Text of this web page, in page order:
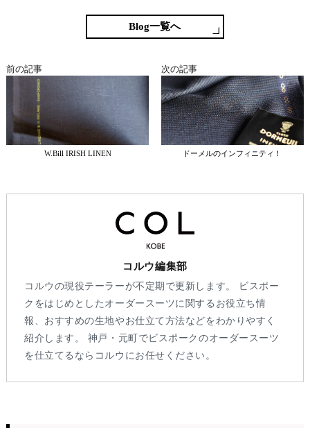
bo
ok
tte
r
en
a
ke
t
Blog一覧へ
前の記事
W.Bill IRISH LINEN
次の記事
ドーメルのインフィニティ！
コルウ編集部
コルウの現役テーラーが不定期で更新します。 ビスポー
クをはじめとしたオーダースーツに関するお役立ち情
報、おすすめの生地やお仕立て方法などをわかりやすく
紹介します。 神戸・元町でビスポークのオーダースーツ
を仕立てるならコルウにお任せください。